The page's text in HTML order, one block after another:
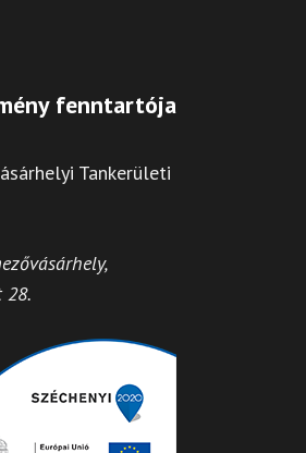
fenntartója
Tankerületi
28.